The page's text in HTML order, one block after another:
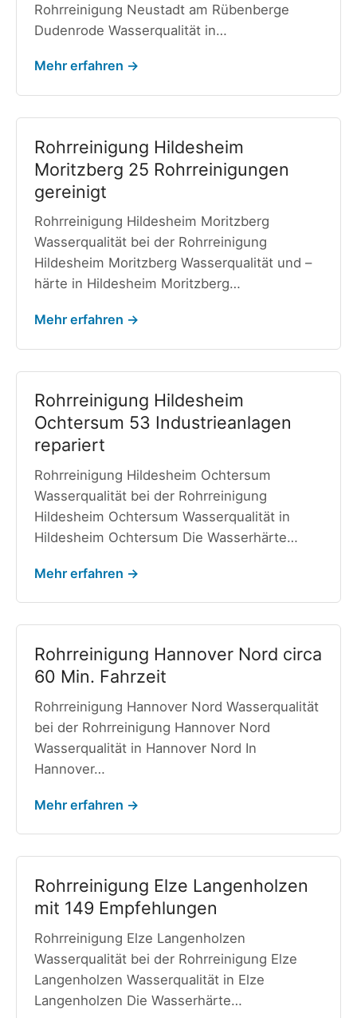
Rohrreinigung Neustadt am Rübenberge
Dudenrode Wasserqualität in…
Mehr erfahren →
Rohrreinigung Hildesheim
Moritzberg 25 Rohrreinigungen
gereinigt
Rohrreinigung Hildesheim Moritzberg
Wasserqualität bei der Rohrreinigung
Hildesheim Moritzberg Wasserqualität und –
härte in Hildesheim Moritzberg…
Mehr erfahren →
Rohrreinigung Hildesheim
Ochtersum 53 Industrieanlagen
repariert
Rohrreinigung Hildesheim Ochtersum
Wasserqualität bei der Rohrreinigung
Hildesheim Ochtersum Wasserqualität in
Hildesheim Ochtersum Die Wasserhärte…
Mehr erfahren →
Rohrreinigung Hannover Nord circa
60 Min. Fahrzeit
Rohrreinigung Hannover Nord Wasserqualität
bei der Rohrreinigung Hannover Nord
Wasserqualität in Hannover Nord In
Hannover…
Mehr erfahren →
Rohrreinigung Elze Langenholzen
mit 149 Empfehlungen
Rohrreinigung Elze Langenholzen
Wasserqualität bei der Rohrreinigung Elze
Langenholzen Wasserqualität in Elze
Langenholzen Die Wasserhärte…